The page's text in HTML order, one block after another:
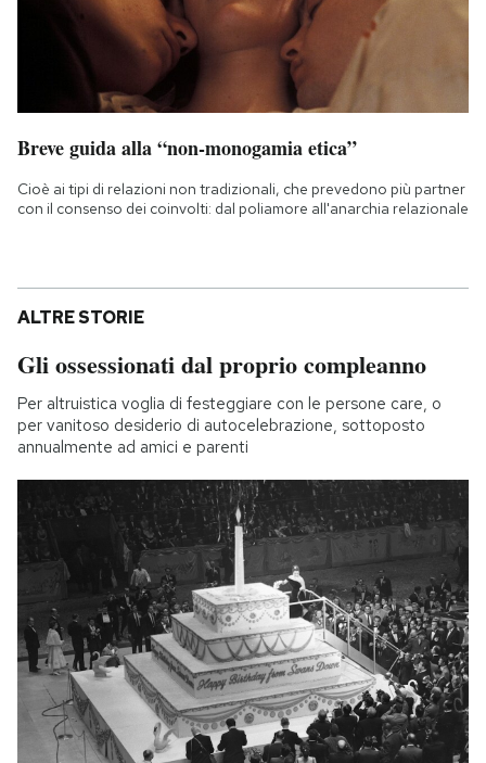
Breve guida alla “non-monogamia etica”
Cioè ai tipi di relazioni non tradizionali, che prevedono più partner
con il consenso dei coinvolti: dal poliamore all'anarchia relazionale
ALTRE STORIE
Gli ossessionati dal proprio compleanno
Per altruistica voglia di festeggiare con le persone care, o
per vanitoso desiderio di autocelebrazione, sottoposto
annualmente ad amici e parenti